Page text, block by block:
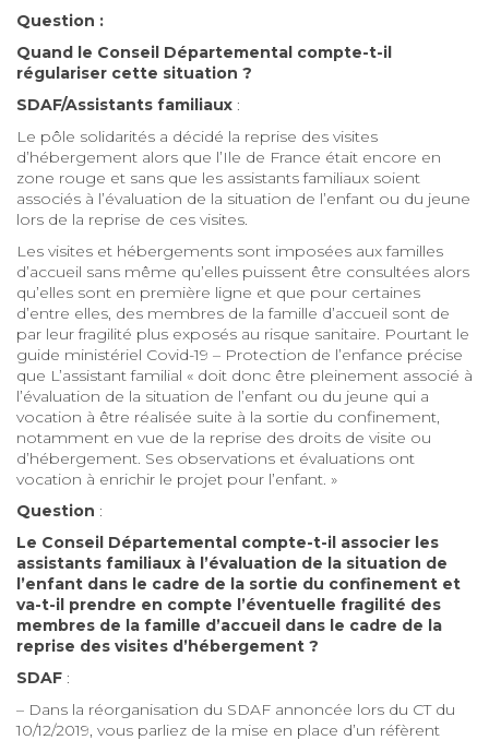
Question :
Quand le Conseil Départemental compte-t-il
régulariser cette situation ?
SDAF/Assistants familiaux :
Le pôle solidarités a décidé la reprise des visites
d’hébergement alors que l’Ile de France était encore en
zone rouge et sans que les assistants familiaux soient
associés à l’évaluation de la situation de l’enfant ou du jeune
lors de la reprise de ces visites.
Les visites et hébergements sont imposées aux familles
d’accueil sans même qu’elles puissent être consultées alors
qu’elles sont en première ligne et que pour certaines
d’entre elles, des membres de la famille d’accueil sont de
par leur fragilité plus exposés au risque sanitaire. Pourtant le
guide ministériel Covid-19 – Protection de l’enfance précise
que L’assistant familial « doit donc être pleinement associé à
l’évaluation de la situation de l’enfant ou du jeune qui a
vocation à être réalisée suite à la sortie du confinement,
notamment en vue de la reprise des droits de visite ou
d’hébergement. Ses observations et évaluations ont
vocation à enrichir le projet pour l’enfant. »
Question :
Le Conseil Départemental compte-t-il associer les
assistants familiaux à l’évaluation de la situation de
l’enfant dans le cadre de la sortie du confinement et
va-t-il prendre en compte l’éventuelle fragilité des
membres de la famille d’accueil dans le cadre de la
reprise des visites d’hébergement ?
SDAF :
– Dans la réorganisation du SDAF annoncée lors du CT du
10/12/2019, vous parliez de la mise en place d’un réfèrent